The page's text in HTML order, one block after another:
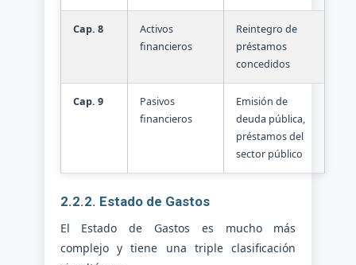
Cap. 8
Activos
financieros
Reintegro de
préstamos
concedidos
Cap. 9
Pasivos
financieros
Emisión de
deuda pública,
préstamos del
sector público
2.2.2. Estado de Gastos
El Estado de Gastos es mucho más
complejo y tiene una triple clasificación